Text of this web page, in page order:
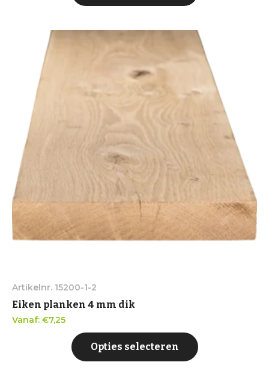
Artikelnr. 15200-1-2
Eiken planken 4 mm dik
Vanaf: €7,25
Opties selecteren